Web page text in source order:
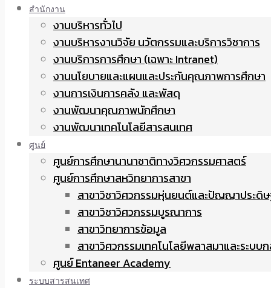
สำนักงาน
งานบริหารทั่วไป
งานบริหารงานวิจัย นวัตกรรมและบริการวิชาการ
งานบริการการศึกษา (เฉพาะ Intranet)
งานนโยบายและแผนและประกันคุณภาพการศึกษา
งานการเงินการคลัง และพัสดุ
งานพัฒนาคุณภาพนักศึกษา
งานพัฒนาเทคโนโลยีสารสนเทศ
ศูนย์
ศูนย์การศึกษานานาชาติทางวิศวกรรมศาสตร์
ศูนย์การศึกษาสหวิทยาการสาขา
สาขาวิชาวิศวกรรมหุ่นยนต์และปัญญาประดิ
สาขาวิชาวิศวกรรมบูรณาการ
สาขาวิทยาการข้อมูล
สาขาวิศวกรรมเทคโนโลยีพลาสมาและระบบ
ศูนย์ Entaneer Academy
ระบบสารสนเทศ